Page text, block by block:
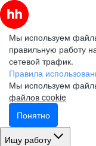
Мы используем
правильную работу
сетевой трафик.
Правила
Мы используем
файлов cookie
Понятно
Ищу работу